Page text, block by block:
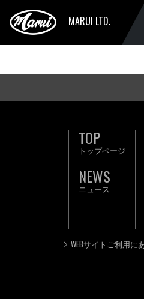
MARUI LTD.
TOP
トップページ
NEWS
ニュース
WEBサイトご利用に